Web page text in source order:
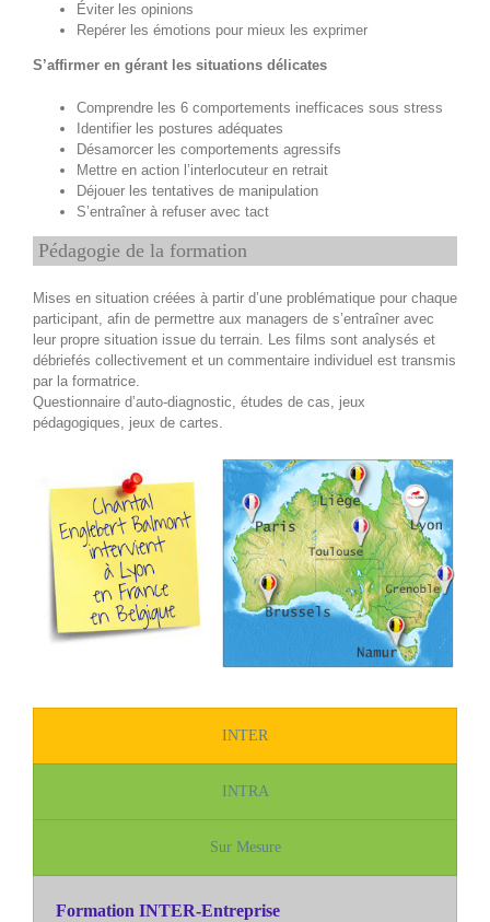
Éviter les opinions
Repérer les émotions pour mieux les exprimer
S’affirmer en gérant les situations délicates
Comprendre les 6 comportements inefficaces sous stress
Identifier les postures adéquates
Désamorcer les comportements agressifs
Mettre en action l’interlocuteur en retrait
Déjouer les tentatives de manipulation
S’entraîner à refuser avec tact
Pédagogie de la formation
Mises en situation créées à partir d’une problématique pour chaque
participant, afin de permettre aux managers de s’entraîner avec
leur propre situation issue du terrain. Les films sont analysés et
débriefés collectivement et un commentaire individuel est transmis
par la formatrice.
Questionnaire d’auto-diagnostic, études de cas, jeux
pédagogiques, jeux de cartes.
INTER
INTRA
Sur Mesure
Formation INTER-Entreprise